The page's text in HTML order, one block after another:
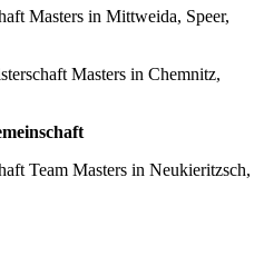
Masters in Mittweida, Speer,
Masters in Chemnitz,
Team Masters in Neukieritzsch,